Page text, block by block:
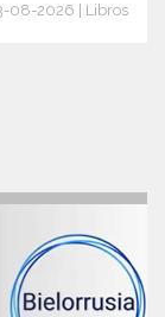
08-2026 | Libros